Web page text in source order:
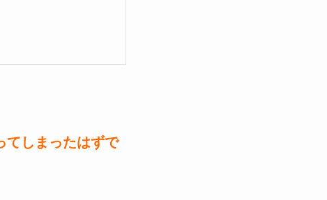
てしまったはずで